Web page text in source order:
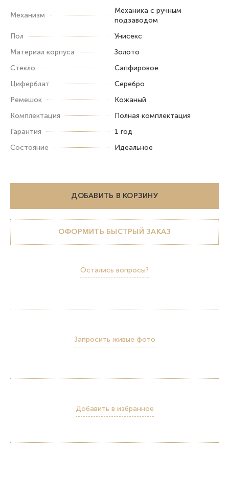
Механизм
Механика с ручным
подзаводом
Пол
Унисекс
Материал корпуса
Золото
Стекло
Сапфировое
Циферблат
Серебро
Ремешок
Кожаный
Комплектация
Полная комплектация
Гарантия
1 год
Состояние
Идеальное
ДОБАВИТЬ В КОРЗИНУ
ОФОРМИТЬ БЫСТРЫЙ ЗАКАЗ
Остались вопросы?
Запросить живые фото
Добавить в избранное